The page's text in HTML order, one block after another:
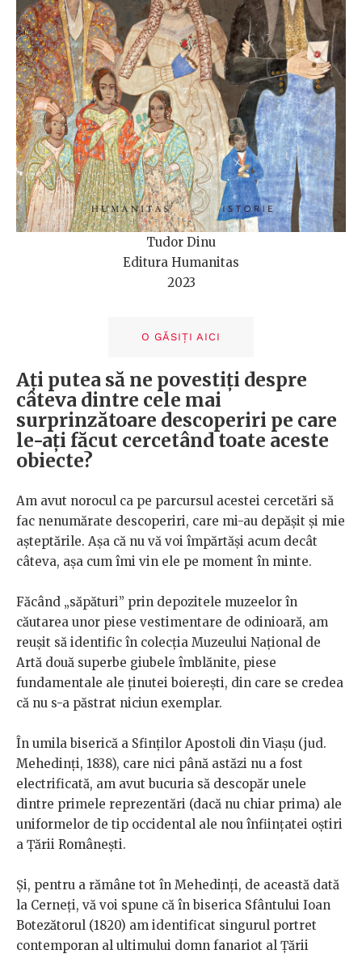
Tudor Dinu
Editura Humanitas
2023
O GĂSIȚI AICI
Ați putea să ne povestiți despre
câteva dintre cele mai
surprinzătoare descoperiri pe care
le-ați făcut cercetând toate aceste
obiecte?
Am avut norocul ca pe parcursul acestei cercetări să
fac nenumărate descoperiri, care mi-au depășit și mie
așteptările. Așa că nu vă voi împărtăși acum decât
câteva, așa cum îmi vin ele pe moment în minte.
Făcând „săpături” prin depozitele muzeelor în
căutarea unor piese vestimentare de odinioară, am
reușit să identific în colecția Muzeului Național de
Artă două superbe giubele îmblănite, piese
fundamentale ale ținutei boierești, din care se credea
că nu s-a păstrat niciun exemplar.
În umila biserică a Sfinților Apostoli din Viașu (jud.
Mehedinți, 1838), care nici până astăzi nu a fost
electrificată, am avut bucuria să descopăr unele
dintre primele reprezentări (dacă nu chiar prima) ale
uniformelor de tip occidental ale nou înființatei oștiri
a Țării Românești.
Și, pentru a rămâne tot în Mehedinți, de această dată
la Cerneți, vă voi spune că în biserica Sfântului Ioan
Botezătorul (1820) am identificat singurul portret
contemporan al ultimului domn fanariot al Țării